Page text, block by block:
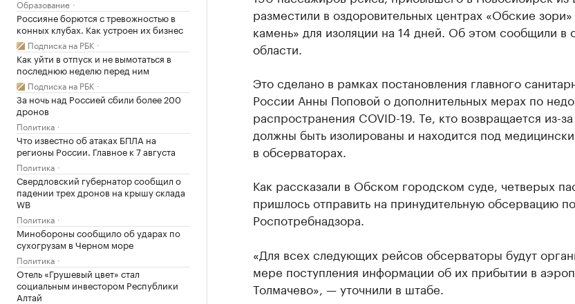
Образование
Россияне борются с тревожностью в
конных клубах. Как устроен их бизнес
Подписка на РБК
Как уйти в отпуск и не вымотаться в
последнюю неделю перед ним
Подписка на РБК
За ночь над Россией сбили более 200
дронов
Политика
Что известно об атаках БПЛА на
регионы России. Главное к 7 августа
Политика
Свердловский губернатор сообщил о
падении трех дронов на крышу склада
WB
Политика
Минобороны сообщило об ударах по
сухогрузам в Черном море
Политика
Отель «Грушевый цвет» стал
социальным инвестором Республики
Алтай
разместили в оздоровительных центрах «Обские
камень» для изоляции на 14 дней. Об этом сообщили в
области.
Это сделано в рамках постановления главного
России Анны Поповой о дополнительных мерах по
распространения COVID-19. Те, кто возвращается из-
должны быть изолированы и находится под
в обсерваторах.
Как рассказали в Обском городском суде, четверых
пришлось отправить на принудительную обсервацию
Роспотребнадзора.
«Для всех следующих рейсов обсерваторы будут
мере поступления информации об их прибытии в
Толмачево», — уточнили в штабе.